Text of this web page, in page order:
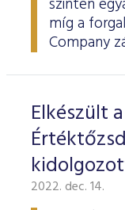
ESG
szinten
míg a
Company
Elkészült
2022. dec. 14.